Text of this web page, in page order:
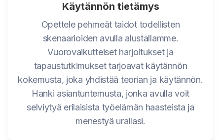
Käytännön tietämys
Opettele pehmeät taidot todellisten
skenaarioiden avulla alustallamme.
Vuorovaikutteiset harjoitukset ja
tapaustutkimukset tarjoavat käytännön
kokemusta, joka yhdistää teorian ja käytännön.
Hanki asiantuntemusta, jonka avulla voit
selviytyä erilaisista työelämän haasteista ja
menestyä urallasi.